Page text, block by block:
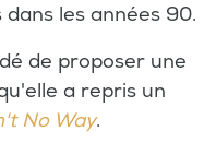
les années 90.
de proposer une
a repris un
No Way.